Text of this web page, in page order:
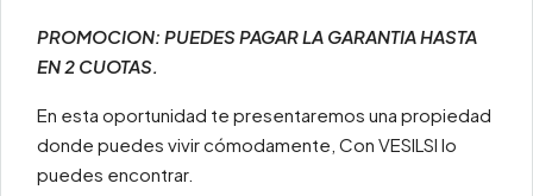
PROMOCION: PUEDES PAGAR LA GARANTIA HASTA
EN 2 CUOTAS.
En esta oportunidad te presentaremos una propiedad
donde puedes vivir cómodamente, Con VESILSI lo
puedes encontrar.